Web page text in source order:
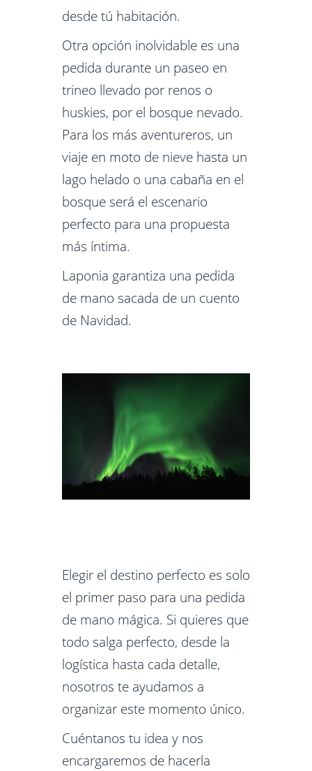
desde tú habitación.
Otra opción inolvidable es una
pedida durante un paseo en
trineo llevado por renos o
huskies, por el bosque nevado.
Para los más aventureros, un
viaje en moto de nieve hasta un
lago helado o una cabaña en el
bosque será el escenario
perfecto para una propuesta
más íntima.
Laponia garantiza una pedida
de mano sacada de un cuento
de Navidad.
Elegir el destino perfecto es solo
el primer paso para una pedida
de mano mágica. Si quieres que
todo salga perfecto, desde la
logística hasta cada detalle,
nosotros te ayudamos a
organizar este momento único.
Cuéntanos tu idea y nos
encargaremos de hacerla